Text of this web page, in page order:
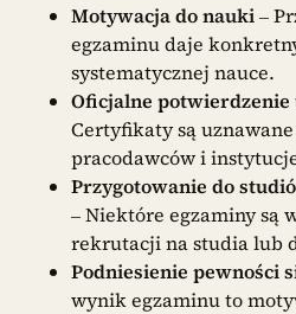
Motywacja do nauki–
egzaminu daje
systematycznej nauce.
Oficjalne
Certyfikaty są
pracodawców i
Przygotowanie do
– Niektóre egzaminy są
rekrutacji na studia lub
Podniesienie pewności
wynik egzaminu to